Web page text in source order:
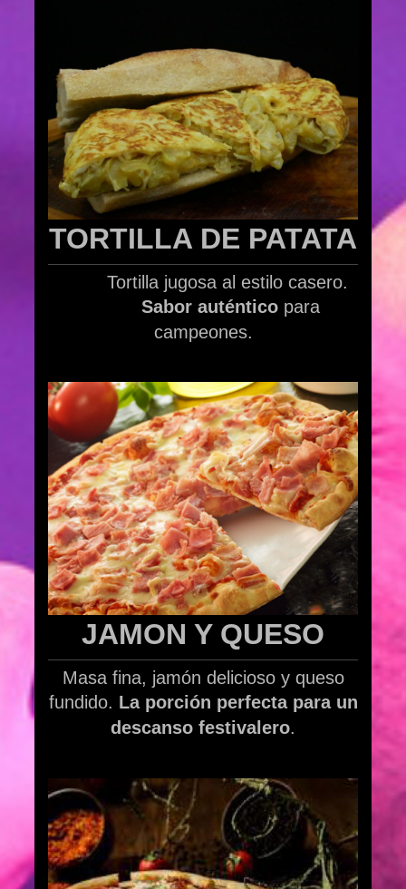
TORTILLA DE PATATA
Tortilla jugosa al estilo casero.
Sabor auténticopara
campeones.
JAMON Y QUESO
Masa fina, jamón delicioso y queso
fundido. La porción perfecta para un
descanso festivalero